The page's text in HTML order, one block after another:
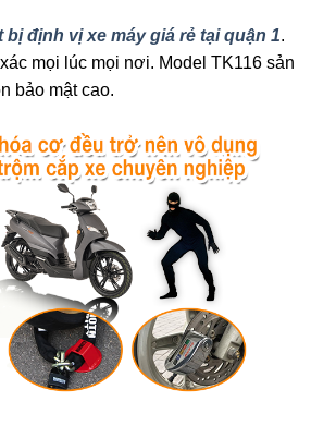
bị định vị xe máy giá rẻ tại quận 1.
mọi lúc mọi nơi. Model TK116 sản
bảo mật cao.